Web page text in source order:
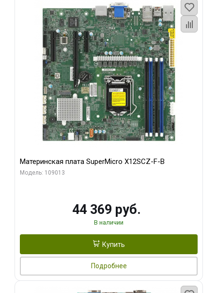
Материнская плата SuperMicro X12SCZ-F-B
Модель: 109013
44 369 руб.
В наличии
Купить
Подробнее